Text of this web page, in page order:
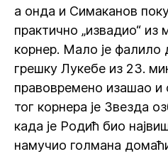
а онда и Симаканов
практично „извадио“
корнер. Мало је фалило
грешку Лукебе из 23.
правовремено изашао и
тог корнера је Звезда
када је Родић био
намучио голмана